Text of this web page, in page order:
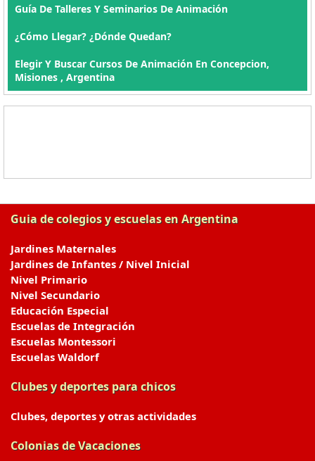
Guía De Talleres Y Seminarios De Animación
¿Cómo Llegar? ¿Dónde Quedan?
Elegir Y Buscar Cursos De Animación En Concepcion,
Misiones , Argentina
Guia de colegios y escuelas en Argentina
Jardines Maternales
Jardines de Infantes / Nivel Inicial
Nivel Primario
Nivel Secundario
Educación Especial
Escuelas de Integración
Escuelas Montessori
Escuelas Waldorf
Clubes y deportes para chicos
Clubes, deportes y otras actividades
Colonias de Vacaciones